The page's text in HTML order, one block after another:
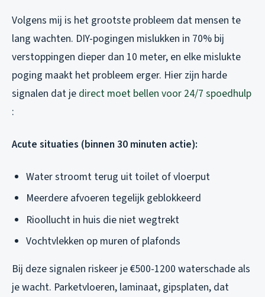
Volgens mij is het grootste probleem dat mensen te
lang wachten. DIY-pogingen mislukken in 70% bij
verstoppingen dieper dan 10 meter, en elke mislukte
poging maakt het probleem erger. Hier zijn harde
signalen dat je direct moet bellen voor 24/7 spoedhulp
:
Acute situaties (binnen 30 minuten actie):
Water stroomt terug uit toilet of vloerput
Meerdere afvoeren tegelijk geblokkeerd
Rioollucht in huis die niet wegtrekt
Vochtvlekken op muren of plafonds
Bij deze signalen riskeer je €500-1200 waterschade als
je wacht. Parketvloeren, laminaat, gipsplaten, dat